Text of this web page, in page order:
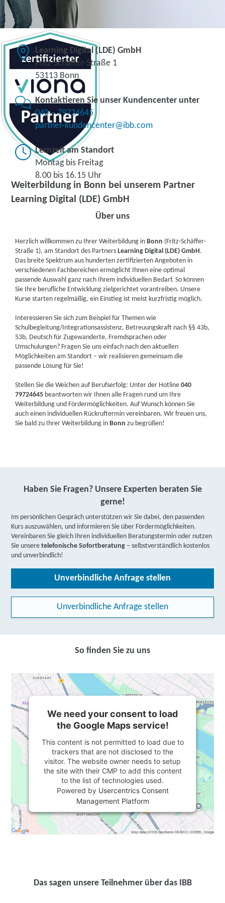
Weiterbildung in Bonn bei unserem Partner
Learning Digital (LDE) GmbH
Learning Digital (LDE) GmbH
Fritz-Schäffer-Straße 1
53113 Bonn
Kontaktieren Sie unser Kundencenter unter
040 – 79724645
partner-kundencenter@ibb.com
Lernzeit am Standort
Montag bis Freitag
8.00 bis 16.15 Uhr
Über uns
Herzlich willkommen zu Ihrer Weiterbildung inBonn (Fritz-Schäffer-
Straße 1), am Standort des PartnersLearning Digital (LDE) GmbH.
Das breite Spektrum aus hunderten zertifizierten Angeboten in
verschiedenen Fachbereichen ermöglicht Ihnen eine optimal
passende Auswahl ganz nach Ihrem individuellen Bedarf. So können
Sie Ihre berufliche Entwicklung zielgerichtet vorantreiben. Unsere
Kurse starten regelmäßig, ein Einstieg ist meist kurzfristig möglich.
Interessieren Sie sich zum Beispiel für Themen wie
Schulbegleitung/Integrationsassistenz, Betreuungskraft nach §§ 43b,
53b, Deutsch für Zugewanderte, Fremdsprachen oder
Umschulungen? Fragen Sie uns einfach nach den aktuellen
Möglichkeiten am Standort – wir realisieren gemeinsam die
passende Lösung für Sie!
Stellen Sie die Weichen auf Berufserfolg: Unter der Hotline040
79724645 beantworten wir Ihnen alle Fragen rund um Ihre
Weiterbildung und Fördermöglichkeiten. Auf Wunsch können Sie
auch einen individuellen Rückruftermin vereinbaren. Wir freuen uns,
Sie bald zu Ihrer Weiterbildung inBonn zu begrüßen!
Haben Sie Fragen? Unsere Experten beraten Sie
gerne!
Im persönlichen Gespräch unterstützen wir Sie dabei, den passenden
Kurs auszuwählen, und informieren Sie über Fördermöglichkeiten.
Vereinbaren Sie gleich Ihren individuellen Beratungstermin oder nutzen
Sie unseretelefonische Sofortberatung – selbstverständlich kostenlos
und unverbindlich!
Unverbindliche Anfrage stellen
Unverbindliche Anfrage stellen
So finden Sie zu uns
We need your consent to load
the Google Maps service!
This content is not permitted to load due to
trackers that are not disclosed to the
visitor. The website owner needs to setup
the site with their CMP to add this content
to the list of technologies used.
Powered by Usercentrics Consent
Management Platform
Das sagen unsere Teilnehmer über das IBB